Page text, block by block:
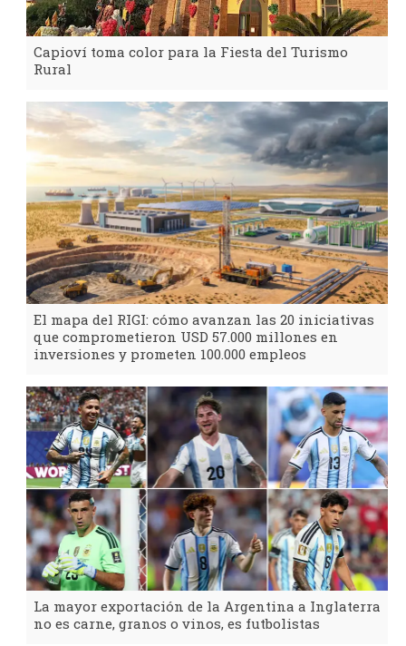
Capioví toma color para la Fiesta del Turismo
Rural
El mapa del RIGI: cómo avanzan las 20 iniciativas
que comprometieron USD 57.000 millones en
inversiones y prometen 100.000 empleos
La mayor exportación de la Argentina a Inglaterra
no es carne, granos o vinos, es futbolistas